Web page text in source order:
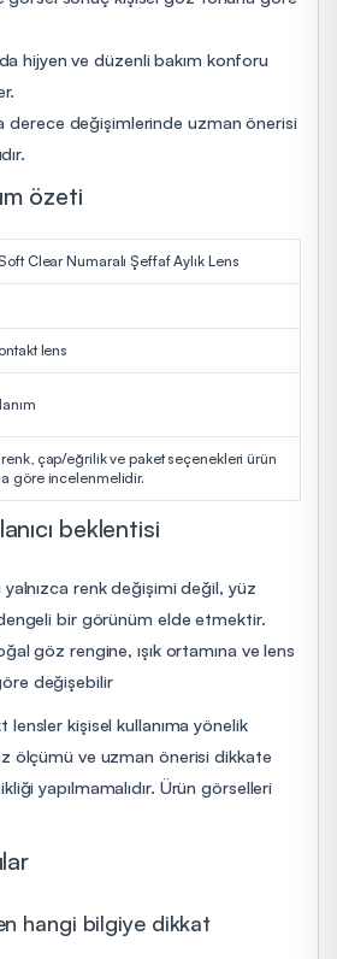
hijyen ve düzenli bakım konforu
derece değişimlerinde uzman önerisi
özeti
Clear Numaralı Şeffaf Aylık Lens
lens
çap/eğrilik ve paket seçenekleri ürün
göre incelenmelidir.
beklentisi
renk değişimi değil, yüz
bir görünüm elde etmektir.
göz rengine, ışık ortamına ve lens
değişebilir
lensler kişisel kullanıma yönelik
ölçümü ve uzman önerisi dikkate
yapılmamalıdır. Ürün görselleri
hangi bilgiye dikkat